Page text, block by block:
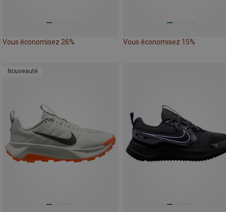
Vous économisez 26% Vous économisez 15%
Nouveauté